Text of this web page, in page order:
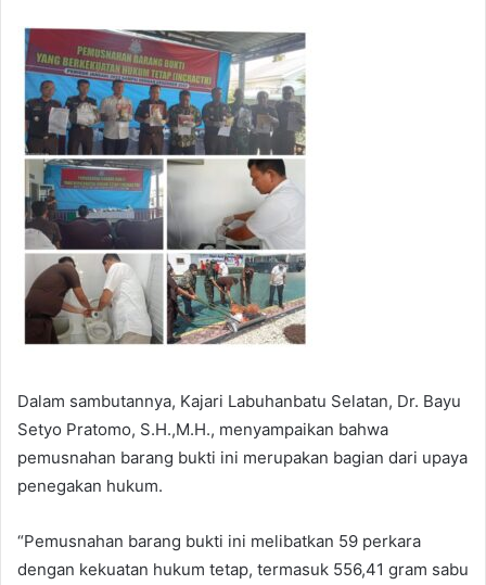
Dalam sambutannya, Kajari Labuhanbatu Selatan, Dr. Bayu
Setyo Pratomo, S.H.,M.H., menyampaikan bahwa
pemusnahan barang bukti ini merupakan bagian dari upaya
penegakan hukum.
“Pemusnahan barang bukti ini melibatkan 59 perkara
dengan kekuatan hukum tetap, termasuk 556,41 gram sabu